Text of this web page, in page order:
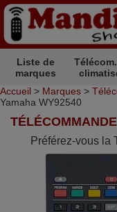
Liste de
marques
Accueil > Marques >
Yamaha WY92540
Préférez-vous la